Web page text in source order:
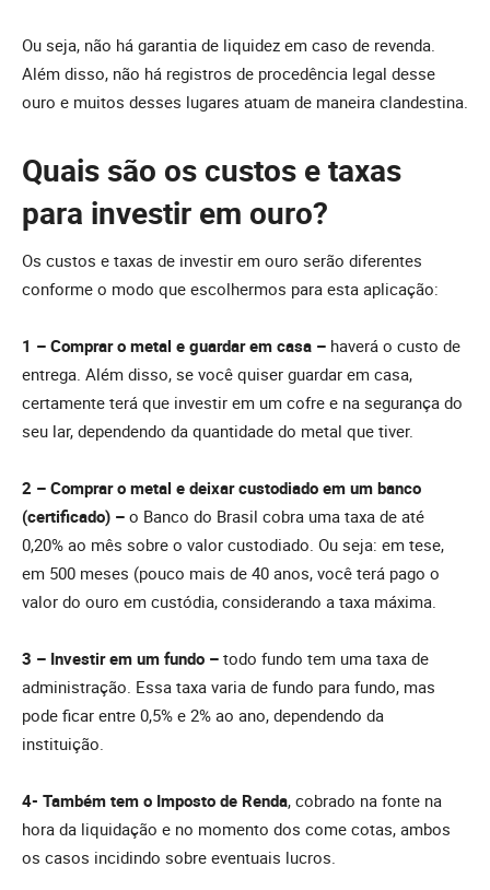
Ou seja, não há garantia de liquidez em caso de revenda.
Além disso, não há registros de procedência legal desse
ouro e muitos desses lugares atuam de maneira clandestina.
Quais são os custos e taxas
para investir em ouro?
Os custos e taxas de investir em ouro serão diferentes
conforme o modo que escolhermos para esta aplicação:
1 – Comprar o metal e guardar em casa – haverá o custo de
entrega. Além disso, se você quiser guardar em casa,
certamente terá que investir em um cofre e na segurança do
seu lar, dependendo da quantidade do metal que tiver.
2 – Comprar o metal e deixar custodiado em um banco
(certificado) – o Banco do Brasil cobra uma taxa de até
0,20% ao mês sobre o valor custodiado. Ou seja: em tese,
em 500 meses (pouco mais de 40 anos, você terá pago o
valor do ouro em custódia, considerando a taxa máxima.
3 – Investir em um fundo – todo fundo tem uma taxa de
administração. Essa taxa varia de fundo para fundo, mas
pode ficar entre 0,5% e 2% ao ano, dependendo da
instituição.
4- Também tem o Imposto de Renda, cobrado na fonte na
hora da liquidação e no momento dos come cotas, ambos
os casos incidindo sobre eventuais lucros.